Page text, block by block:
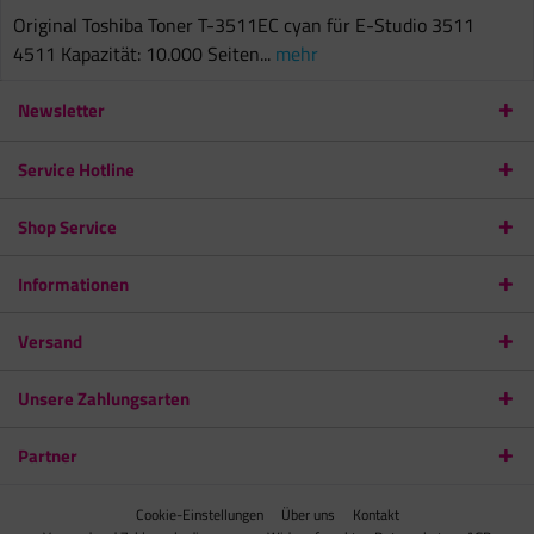
Original Toshiba Toner T-3511EC cyan für E-Studio 3511
4511 Kapazität: 10.000 Seiten... mehr
Newsletter
Service Hotline
Shop Service
Informationen
Versand
Unsere Zahlungsarten
Partner
Cookie-Einstellungen Über uns
Kontakt